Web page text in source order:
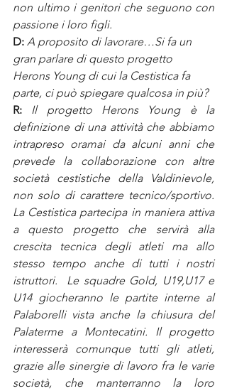
non ultimo i genitori che seguono con
passione i loro figli.
D: A proposito di lavorare…Si fa un
gran parlare di questo progetto
Herons Young di cui la Cestistica fa
parte, ci può spiegare qualcosa in più?
R:
Il progetto Herons Young è la
definizione di una attività che abbiamo
intrapreso oramai da alcuni anni che
prevede la collaborazione con altre
società cestistiche della Valdinievole,
non solo di carattere tecnico/sportivo.
La Cestistica partecipa in maniera attiva
a questo progetto che servirà alla
crescita tecnica degli atleti ma allo
stesso tempo anche di tutti i nostri
istruttori.  Le squadre Gold, U19,U17 e
U14 giocheranno le partite interne al
Palaborelli vista anche la chiusura del
Palaterme a Montecatini. Il progetto
interesserà comunque tutti gli atleti,
grazie alle sinergie di lavoro fra le varie
società, che manterranno la loro